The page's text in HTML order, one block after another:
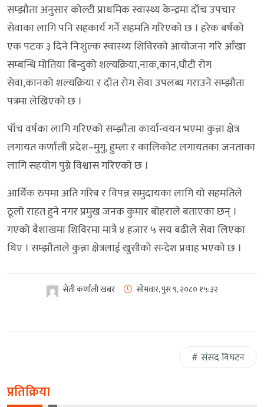
सम्झौता अनुसार कोल्टी प्राथमिक स्वास्थ्य केन्द्रमा दाँच उपचार
सेवाका लागि पनि सहकार्य गर्ने सहमति गरिएको छ । हरेक बर्षको
एक पटक ३ दिने निःशुल्क स्वास्थ्य शिविरको आयोजना गरि आँखा
सम्बन्धि मोतिया बिन्दुको शल्यक्रिया,नाक,कान,घाँटी रोग
सेवा,कानको शल्यक्रिया र दाँत रोग सेवा उपलब्ध गराउने सम्झौता
पत्रमा लेखिएको छ ।
पाँच वर्षका लागि गरिएको सम्झौता कार्यान्वयन भएमा कुन्ना क्षेत्र
लगायत कर्णाली प्रदेश–मुगु, हुम्ला र कालिकोट लगायतका जनताका
लागि सहयोग पुग्ने विश्वास गरिएको छ ।
आर्थिक रुपमा अति गरिब र विपन्न समुदायका लागि यो सहमतिले
ठूलो राहत हुने नगर प्रमुख जनक कुमार बोहराले बताएका छन् ।
गएको बैशाखमा शिविरमा मात्रै ४ हजार ५ सय बढीले सेवा लिएका
थिए । सम्झौताले कुन्ना क्षेत्रलाई खुसीको सन्देश प्रवाह भएको छ ।
सेती कर्णाली खबर सोमवार, पुस ९, २०८० १५:३२
संसद विघटन
प्रतिक्रिया